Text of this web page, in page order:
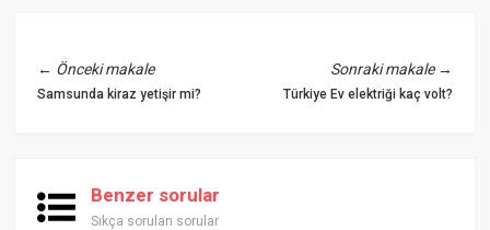
← Önceki makale
Samsunda kiraz yetişir mi?
Sonraki makale→
Türkiye Ev elektriği kaç volt?
Benzer sorular
Sıkça sorulan sorular